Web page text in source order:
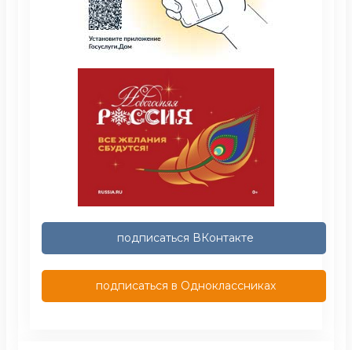
подписаться ВКонтакте
подписаться в Одноклассниках